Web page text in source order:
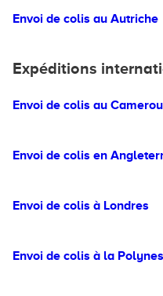
Envoi de colis au Autriche
Expéditions
Envoi de colis au
Envoi de colis en
Envoi de colis à Londres
Envoi de colis à la